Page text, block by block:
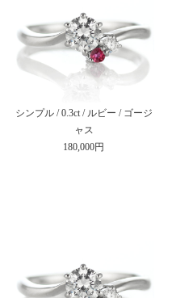
シンプル / 0.3ct / ルビー / ゴージ
ャス
180,000円